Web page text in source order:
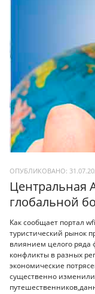
ОПУБЛИКОВАНО:
Центральная
глобальной
Как сообщает портал
туристический рынок
влиянием целого ряда
конфликты в разных
экономические
существенно